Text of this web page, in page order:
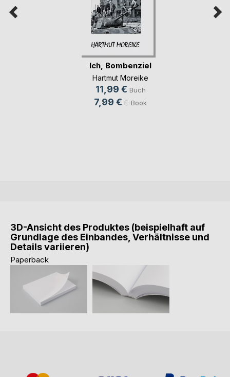
Ich, Bombenziel
Hartmut Moreike
11,99 € Buch
7,99 € E-Book
3D-Ansicht des Produktes (beispielhaft auf
Grundlage des Einbandes, Verhältnisse und
Details variieren)
Paperback